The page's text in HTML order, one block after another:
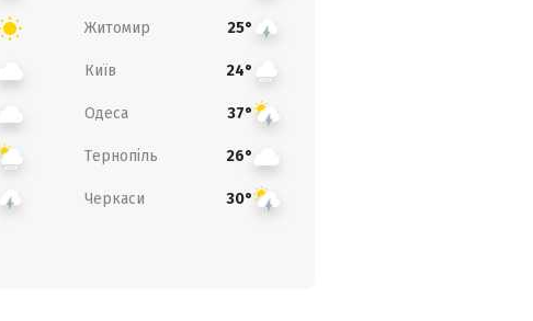
Житомир 25°
Київ 24°
Одеса 37°
Тернопіль 26°
Черкаси 30°